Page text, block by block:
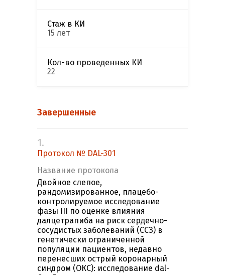
Стаж в КИ
15 лет
Кол-во проведенных КИ
22
Завершенные
1.
Протокол № DAL-301
Название протокола
Двойное слепое,
рандомизированное, плацебо-
контролируемое исследование
фазы III по оценке влияния
далцетрапиба на риск сердечно-
сосудистых заболеваний (ССЗ) в
генетически ограниченной
популяции пациентов, недавно
перенесших острый коронарный
синдром (ОКС): исследование dal-